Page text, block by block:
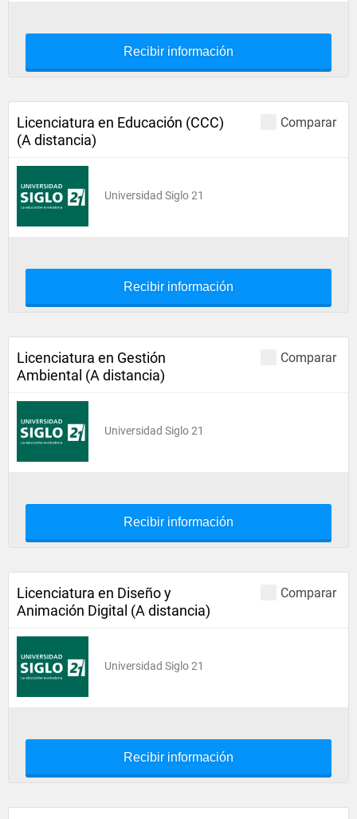
Recibir información
Comparar
Licenciatura en Educación (CCC)
(A distancia)
Universidad Siglo 21
Recibir información
Comparar
Licenciatura en Gestión
Ambiental (A distancia)
Universidad Siglo 21
Recibir información
Comparar
Licenciatura en Diseño y
Animación Digital (A distancia)
Universidad Siglo 21
Recibir información